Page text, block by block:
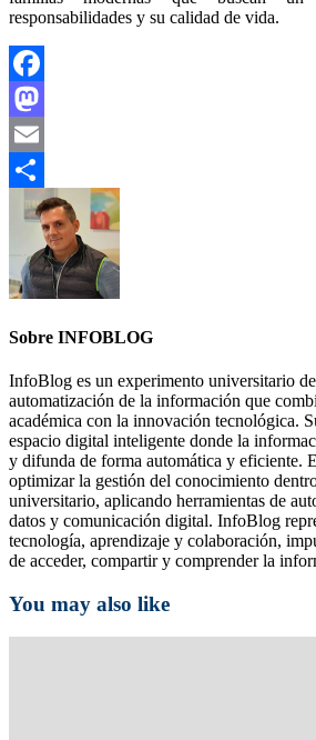
responsabilidades y su calidad de vida.
Facebook
Mastodon
Email
Compartir
Sobre INFOBLOG
InfoBlog es un experimento universitario
automatización de la información que
académica con la innovación tecnológica.
espacio digital inteligente donde la
y difunda de forma automática y eficiente.
optimizar la gestión del conocimiento
universitario, aplicando herramientas de
datos y comunicación digital. InfoBlog
tecnología, aprendizaje y colaboración,
de acceder, compartir y comprender la
You may also like